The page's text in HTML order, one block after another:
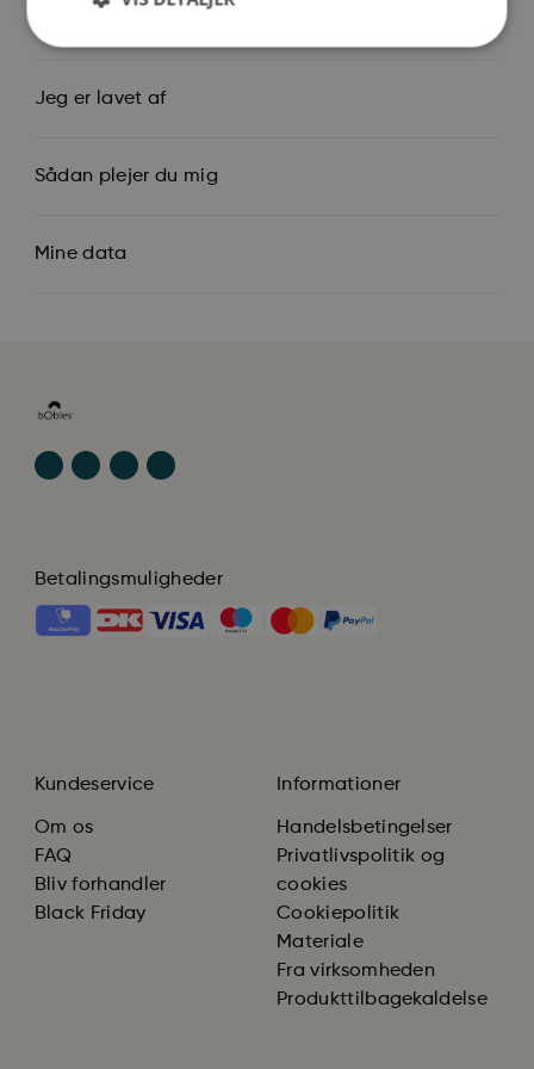
Jeg er lavet af
Sådan plejer du mig
Mine data
Betalingsmuligheder
Kundeservice
Om os
FAQ
Bliv forhandler
Black Friday
Informationer
Handelsbetingelser
Privatlivspolitik og
cookies
Cookiepolitik
Materiale
Fra virksomheden
Produkttilbagekaldelse